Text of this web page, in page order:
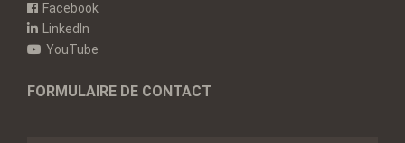
Facebook
LinkedIn
YouTube
FORMULAIRE DE CONTACT